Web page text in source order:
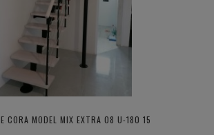
CORA MODEL MIX EXTRA 08 U-180 15